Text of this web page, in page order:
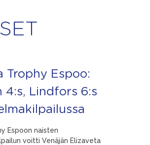
Trophy Espoo:
4:s, Lindfors 6:s
Espoon naisten
voitti Venäjän Elizaveta